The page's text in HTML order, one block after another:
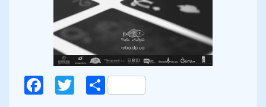
Facebook
Twitter
Поділитися